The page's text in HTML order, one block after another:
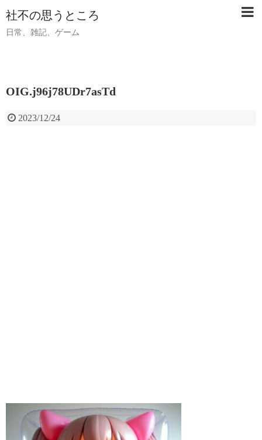
社不の思うところ
日常、雑記、ゲーム
OIG.j96j78UDr7asTd
2023/12/24